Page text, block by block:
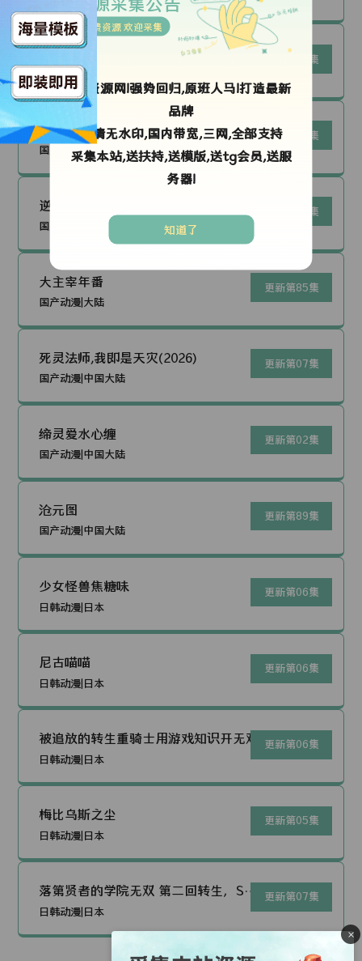
山海经之山海归序
国产动漫|中国大陆
更新第08集
谷雨街后巷
国产动漫|中国大陆
更新第02集
逆天至尊
国产动漫|大陆
更新第538集
大主宰年番
国产动漫|大陆
更新第85集
死灵法师,我即是天灾(2026)
国产动漫|中国大陆
更新第07集
缔灵爱水心缠
国产动漫|中国大陆
更新第02集
沧元图
国产动漫|中国大陆
更新第89集
少女怪兽焦糖味
日韩动漫|日本
更新第06集
尼古喵喵
日韩动漫|日本
更新第06集
被追放的转生重骑士用游戏知识开无双
日韩动漫|日本
更新第06集
梅比乌斯之尘
日韩动漫|日本
更新第05集
落第贤者的学院无双 第二回转生，S等
级作弊魔术师冒险记
日韩动漫|日本
更新第07集
资源采集公告
免费资源 欢迎采集
ok资源网!强势回归,原班人马!打造最新
品牌
高清无水印,国内带宽,三网,全部支持
采集本站,送扶持,送模版,送tg会员,送服
务器!
知道了
×